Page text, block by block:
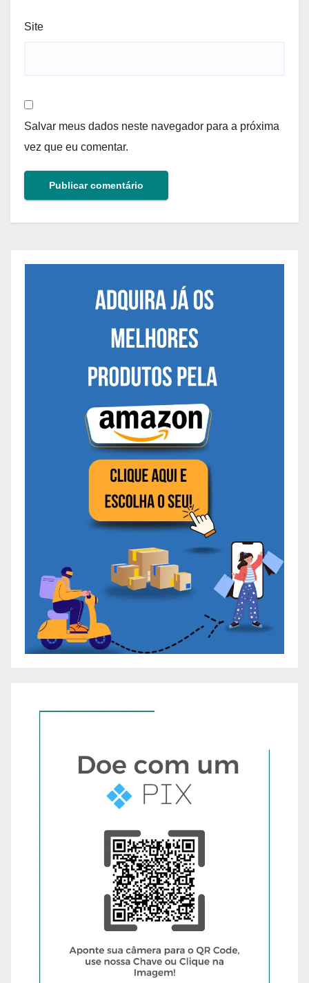
Site
Salvar meus dados neste navegador para a próxima
vez que eu comentar.